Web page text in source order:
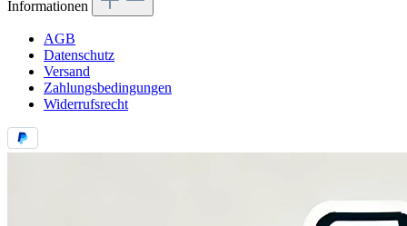
Informationen
AGB
Datenschutz
Versand
Zahlungsbedingungen
Widerrufsrecht